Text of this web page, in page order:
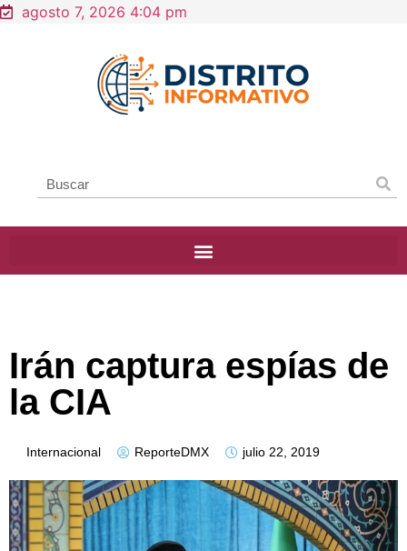
agosto 7, 2026 4:04 pm
Irán captura espías de
la CIA
Internacional ReporteDMX julio 22, 2019